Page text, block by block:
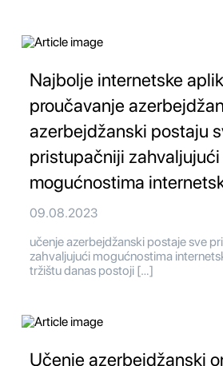
Najbolje internetske
proučavanje
azerbejdžanski postaju
pristupačniji zahvaljujući
mogućnostima
09.08.2023
učenje azerbejdžanski postaje sve
zahvaljujući mogućnostima
tržištu danas postoji […]
Učenje azerbejdžanski